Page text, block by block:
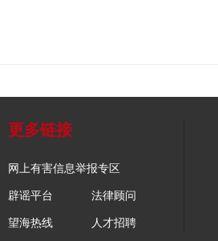
更多链接
网上有害信息举报专区
辟谣平台 法律顾问
望海热线 人才招聘